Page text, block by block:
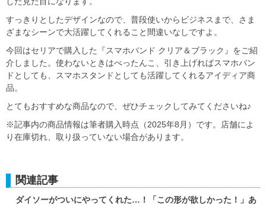
すっきりとしたデザインなので、普段使いからビジネスまで、さま
ざまなシーンで大活躍してくれること間違いなしですよ。
今回はセリアで購入した『スマホバンド クリア＆ブラック』をご紹
介しました。使わないときはぺったんこ、引き上げればスマホバン
ドとしても、スマホスタンドとしても活躍してくれるアイディア商
品。
とてもおすすめな商品なので、ぜひチェックしてみてくださいね♪
※記事内の商品情報は筆者購入時点（2025年8月）です。店舗によ
り在庫切れ、取り扱っていない場合があります。
関連記事
ダイソーがついにやってくれた…！「この形が欲しかった！」あ